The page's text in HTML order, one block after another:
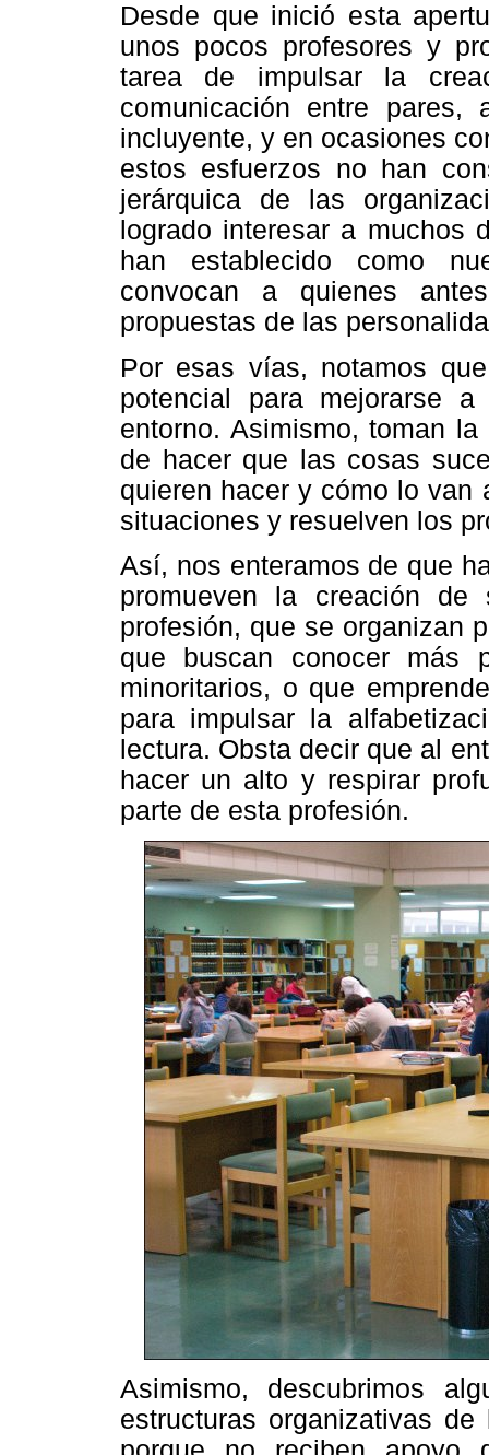
Desde que inició esta
unos pocos profesores y
tarea de impulsar la
comunicación entre
incluyente, y en ocasiones
estos esfuerzos no han
jerárquica de las
logrado interesar a
han establecido como
convocan a quienes
propuestas de las
Por esas vías, notamos
potencial para mejorarse
entorno. Asimismo, toman
de hacer que las cosas
quieren hacer y cómo lo van
situaciones y resuelven los
Así, nos enteramos de que
promueven la creación de
profesión, que se organizan
que buscan conocer más
minoritarios, o que
para impulsar la
lectura. Obsta decir que al
hacer un alto y respirar
parte de esta profesión.
Asimismo, descubrimos
estructuras organizativas